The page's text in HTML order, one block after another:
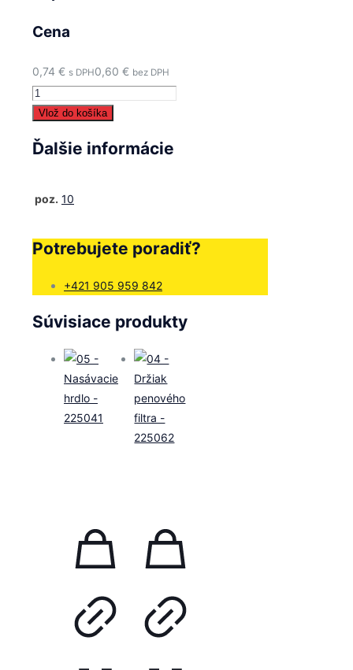
Cena
0,74 € s DPH0,60 € bez DPH
množstvo
10
Skrutka
440751
Vlož do košíka
Ďalšie informácie
poz. 10
Potrebujete poradiť?
+421 905 959 842
Súvisiace produkty